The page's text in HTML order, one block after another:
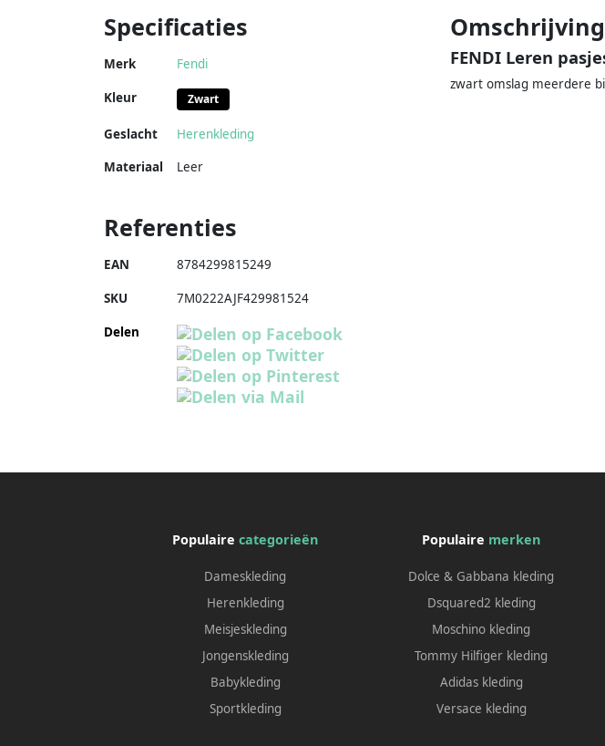
Specificaties
Merk Fendi
Kleur Zwart
Geslacht
Herenkleding
Materiaal
Leer
Omschrijving
FENDI Leren
zwart omslag meerdere
Referenties
EAN 8784299815249
SKU 7M0222AJF429981524
Delen
Populairecategorieën
Dameskleding
Herenkleding
Meisjeskleding
Jongenskleding
Babykleding
Sportkleding
Populaire merken
Dolce & Gabbana kleding
Dsquared2 kleding
Moschino kleding
Tommy Hilfiger kleding
Adidas kleding
Versace kleding